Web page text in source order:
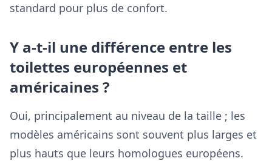
standard pour plus de confort.
Y a-t-il une différence entre les
toilettes européennes et
américaines ?
Oui, principalement au niveau de la taille ; les
modèles américains sont souvent plus larges et
plus hauts que leurs homologues européens.